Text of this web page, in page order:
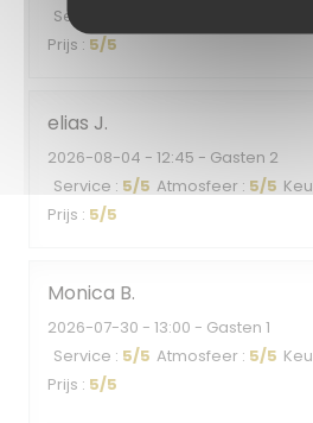
Service
Prijs : 5/5
elias J
2026-08-04 - 12:45 - Gasten 2
Service : 5/5 Atmosfeer : 5/5
Prijs : 5/5
Monica B
2026-07-30 - 13:00 - Gasten 1
Service : 5/5 Atmosfeer : 5/5
Prijs : 5/5